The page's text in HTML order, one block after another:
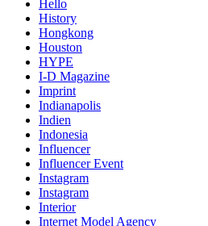
Hello
History
Hongkong
Houston
HYPE
I-D Magazine
Imprint
Indianapolis
Indien
Indonesia
Influencer
Influencer Event
Instagram
Instagram
Interior
Internet Model Agency